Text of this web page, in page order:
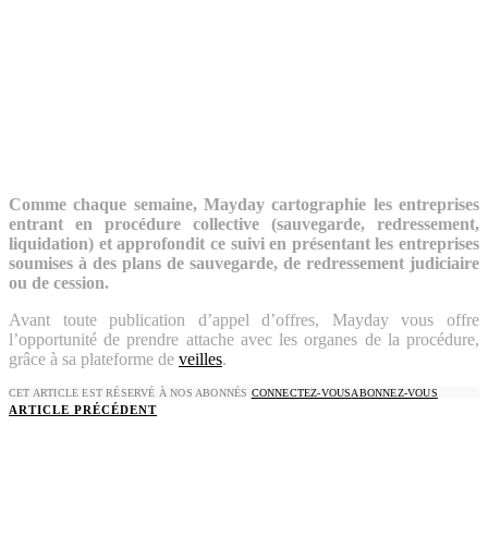
Comme chaque semaine, Mayday cartographie les entreprises
entrant en procédure collective (sauvegarde, redressement,
liquidation) et approfondit ce suivi en présentant les entreprises
soumises à des plans de sauvegarde, de redressement judiciaire
ou de cession.
Avant toute publication d’appel d’offres, Mayday vous offre
l’opportunité de prendre attache avec les organes de la procédure,
grâce à sa plateforme de veilles.
CET ARTICLE EST RÉSERVÉ À NOS ABONNÉS CONNECTEZ-VOUSABONNEZ-VOUS
ARTICLE PRÉCÉDENT